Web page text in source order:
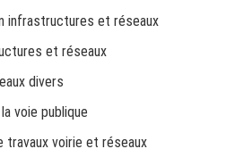
infrastructures et réseaux
et réseaux
divers
voie publique
travaux voirie et réseaux